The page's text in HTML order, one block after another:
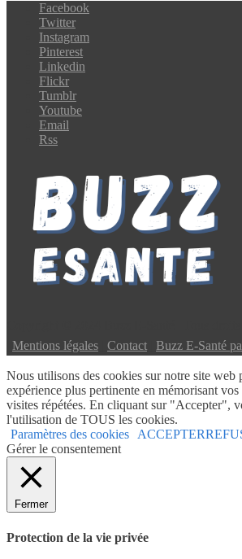
Facebook
Twitter
Instagram
Pinterest
Linkedin
Flickr
Tumblr
Youtube
Email
Rss
Mentions légales Contact Buzz E-Santé
Nous utilisons des cookies sur notre site
expérience plus pertinente en mémorisant
visites répétées. En cliquant sur "Accepter",
l'utilisation de TOUS les cookies.
Paramètres des cookies ACCEPTER
Gérer le consentement
Fermer
Protection de la vie privée